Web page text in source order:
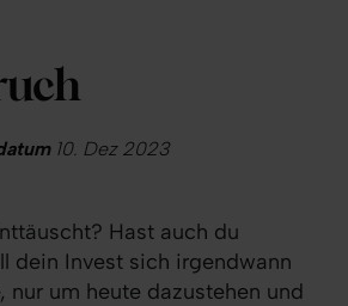
10. Dez 2023
Hast auch du
dein Invest sich irgendwann
nur um heute dazustehen und